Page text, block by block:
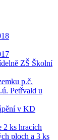
ZŠ Školní
p.č.
Petřvald u
v KD
2 ks hracích
ploch a 3 ks